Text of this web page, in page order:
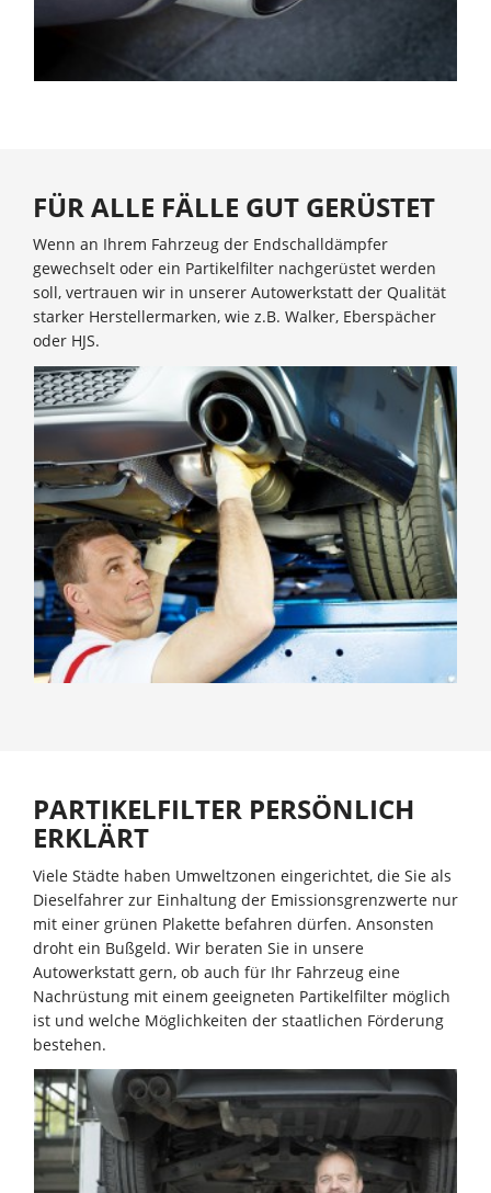
FÜR ALLE FÄLLE GUT GERÜSTET
Wenn an Ihrem Fahrzeug der Endschalldämpfer
gewechselt oder ein Partikelfilter nachgerüstet werden
soll, vertrauen wir in unserer Autowerkstatt der Qualität
starker Herstellermarken, wie z.B. Walker, Eberspächer
oder HJS.
PARTIKELFILTER PERSÖNLICH
ERKLÄRT
Viele Städte haben Umweltzonen eingerichtet, die Sie als
Dieselfahrer zur Einhaltung der Emissionsgrenzwerte nur
mit einer grünen Plakette befahren dürfen. Ansonsten
droht ein Bußgeld. Wir beraten Sie in unsere
Autowerkstatt gern, ob auch für Ihr Fahrzeug eine
Nachrüstung mit einem geeigneten Partikelfilter möglich
ist und welche Möglichkeiten der staatlichen Förderung
bestehen.